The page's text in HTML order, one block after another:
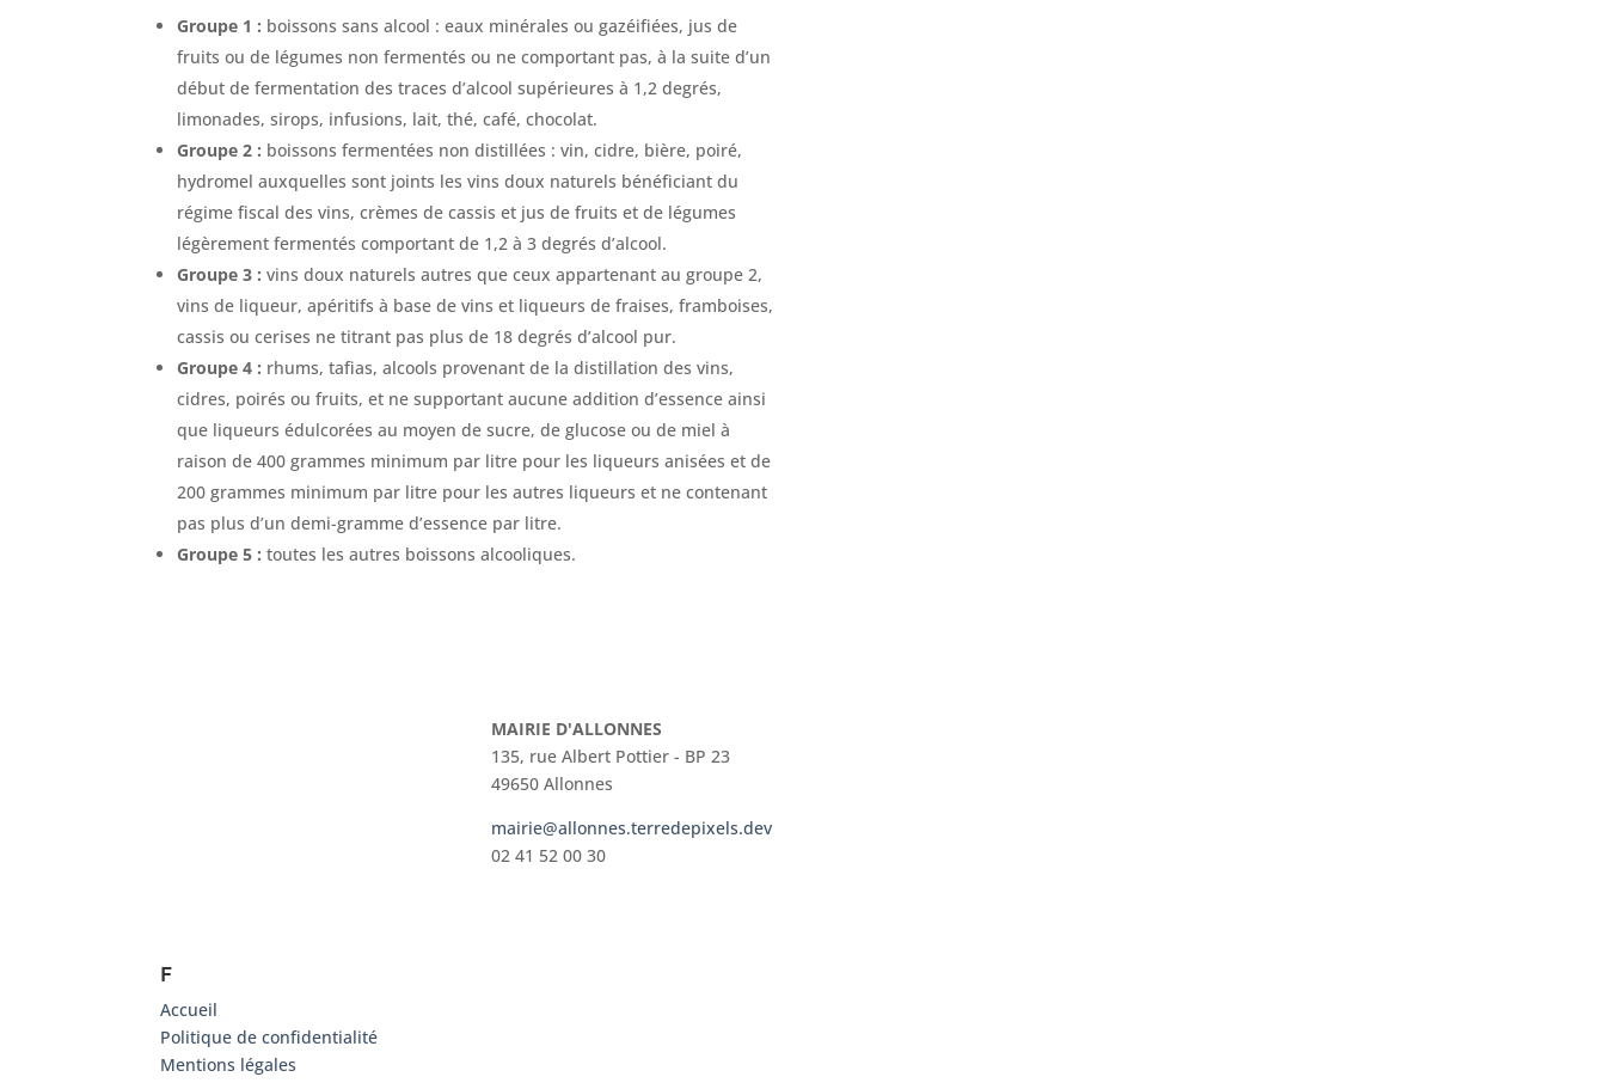
Groupe 1 : boissons sans alcool : eaux minérales ou gazéifiées, jus de
fruits ou de légumes non fermentés ou ne comportant pas, à la suite d’un
début de fermentation des traces d’alcool supérieures à 1,2 degrés,
limonades, sirops, infusions, lait, thé, café, chocolat.
Groupe 2 : boissons fermentées non distillées : vin, cidre, bière, poiré,
hydromel auxquelles sont joints les vins doux naturels bénéficiant du
régime fiscal des vins, crèmes de cassis et jus de fruits et de légumes
légèrement fermentés comportant de 1,2 à 3 degrés d’alcool.
Groupe 3 : vins doux naturels autres que ceux appartenant au groupe 2,
vins de liqueur, apéritifs à base de vins et liqueurs de fraises, framboises,
cassis ou cerises ne titrant pas plus de 18 degrés d’alcool pur.
Groupe 4 : rhums, tafias, alcools provenant de la distillation des vins,
cidres, poirés ou fruits, et ne supportant aucune addition d’essence ainsi
que liqueurs édulcorées au moyen de sucre, de glucose ou de miel à
raison de 400 grammes minimum par litre pour les liqueurs anisées et de
200 grammes minimum par litre pour les autres liqueurs et ne contenant
pas plus d’un demi-gramme d’essence par litre.
Groupe 5 : toutes les autres boissons alcooliques.
MAIRIE D'ALLONNES
135, rue Albert Pottier - BP 23
49650 Allonnes
mairie@allonnes.terredepixels.dev
02 41 52 00 30
F
Accueil
Politique de confidentialité
Mentions légales